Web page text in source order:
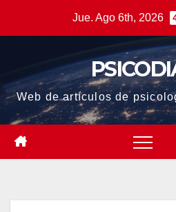
Jue. Ago 6th, 2026
Web de artículos de